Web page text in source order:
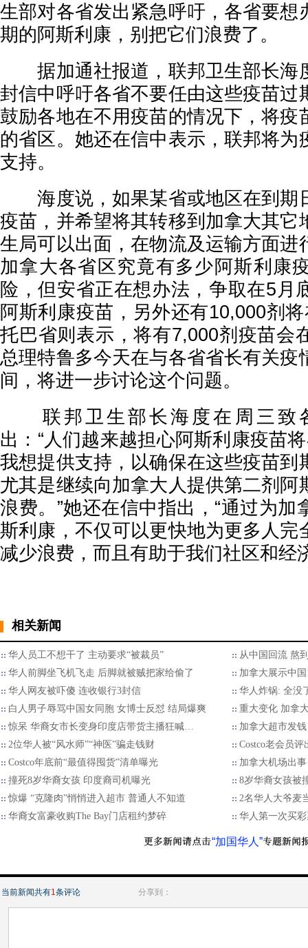
生部对各省发出紧急呼吁，各省要想
期的阿斯利康，别把它们浪费了。
据加通社报道，联邦卫生部长海
封信中呼吁各省不要任由这些疫苗过
鼓励各地在不用疫苗的情况下，将疫
的省区。她还在信中表示，联邦将为
支持。
海度说，如果某省或地区在到期
疫苗，并希望将其转移到加拿大其它
生局可以出面，在物流及运输方面进
加拿大各省区究竟有多少阿斯利康
险，但安省正在想办法，争取在5月
阿斯利康疫苗，另外还有10,000剂
托巴省则表示，将有7,000剂疫苗会
总理特鲁多今天在与各省省长有关疫
间，将进一步讨论这个问题。
联邦卫生部长海度在周三致
出：“人们越来越担心阿斯利康疫苗
我想提供支持，以确保在这些疫苗到
尤其是继续向加拿大人提供第二剂阿
浪费。”她还在信中指出，“通过为加
斯利康，不仅可以更快地为更多人完
减少浪费，而且有助于我们社区和经
相关新闻
华人员工不想干了 主动要求“被裁员”
从中国回流 熬
华人前脚坐飞机飞走 后脚就被贼把家给偷了
加拿大展示中
华人网友被吓傻 连收银行3封信
华人炸锅: 全没
白人男子辱骂中国女同胞 女博士反怼 结局爆爽
重大变化 加拿
惊呆 华裔女市长变身印度店带货主播狂喊…
加拿大超市发
2位华人被“风水师”“神医”骗走钱财
Costco老会员
Costco年底前“最值得囤货”清单曝光
加拿大机场出
撞死8岁华裔女孩 印度裔司机曝光
8岁华裔女孩被
惊爆 “克隆肉”悄悄进入超市 普通人不知道
2名华人大爷麦
华裔女富豪收购The Bay门店租约梦碎
华人第一次买
“加国华人”
当前新闻共有1条评论 分享到：